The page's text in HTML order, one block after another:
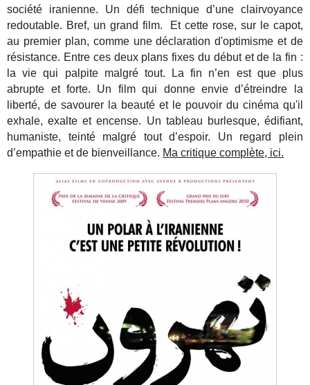
société iranienne. Un défi technique d’une clairvoyance
redoutable. Bref, un grand film. Et cette rose, sur le capot,
au premier plan, comme une déclaration d'optimisme et de
résistance. Entre ces deux plans fixes du début et de la fin :
la vie qui palpite malgré tout. La fin n’en est que plus
abrupte et forte. Un film qui donne envie d’étreindre la
liberté, de savourer la beauté et le pouvoir du cinéma qu'il
exhale, exalte et encense. Un tableau burlesque, édifiant,
humaniste, teinté malgré tout d’espoir. Un regard plein
d’empathie et de bienveillance. Ma critique complète, ici.